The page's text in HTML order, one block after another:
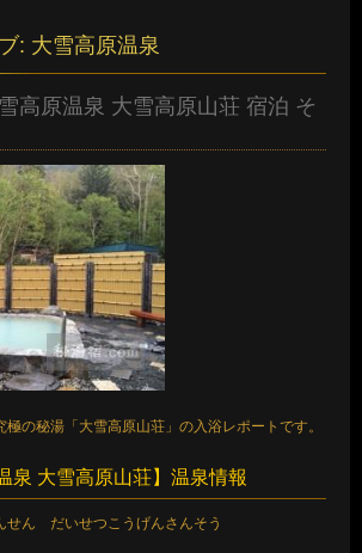
: 大雪高原温泉
高原温泉 大雪高原山荘 宿泊 そ
の秘湯「大雪高原山荘」の入浴レポートです。
泉 大雪高原山荘】温泉情報
せん だいせつこうげんさんそう